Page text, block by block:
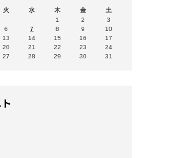
火 水 木 金
土
1
2
3
6 7 8 9
10
13 14 15 16
17
20 21 22 23
24
27 28 29 30 31